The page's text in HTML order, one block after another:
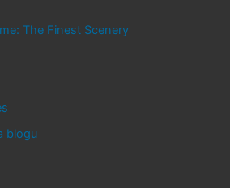
The Finest Scenery
blogu